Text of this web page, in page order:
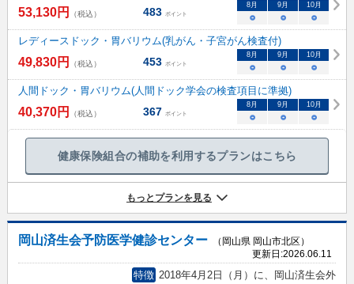
53,130円 （税込） 483 ポイント
8月 9月 10月
○ ○ ○
レディースドック・胃バリウム(乳がん・子宮がん検査付)
49,830円 （税込） 453 ポイント
8月 9月 10月
○ ○ ○
人間ドック・胃バリウム(人間ドック学会の検査項目に準拠)
40,370円 （税込） 367 ポイント
8月 9月 10月
○ ○ ○
健康保険組合の補助を利用するプランはこちら
もっとプランを見る
岡山済生会予防医学健診センター
（岡山県 岡山市北区）
更新日:2026.06.11
特徴 2018年4月2日（月）に、岡山済生会外